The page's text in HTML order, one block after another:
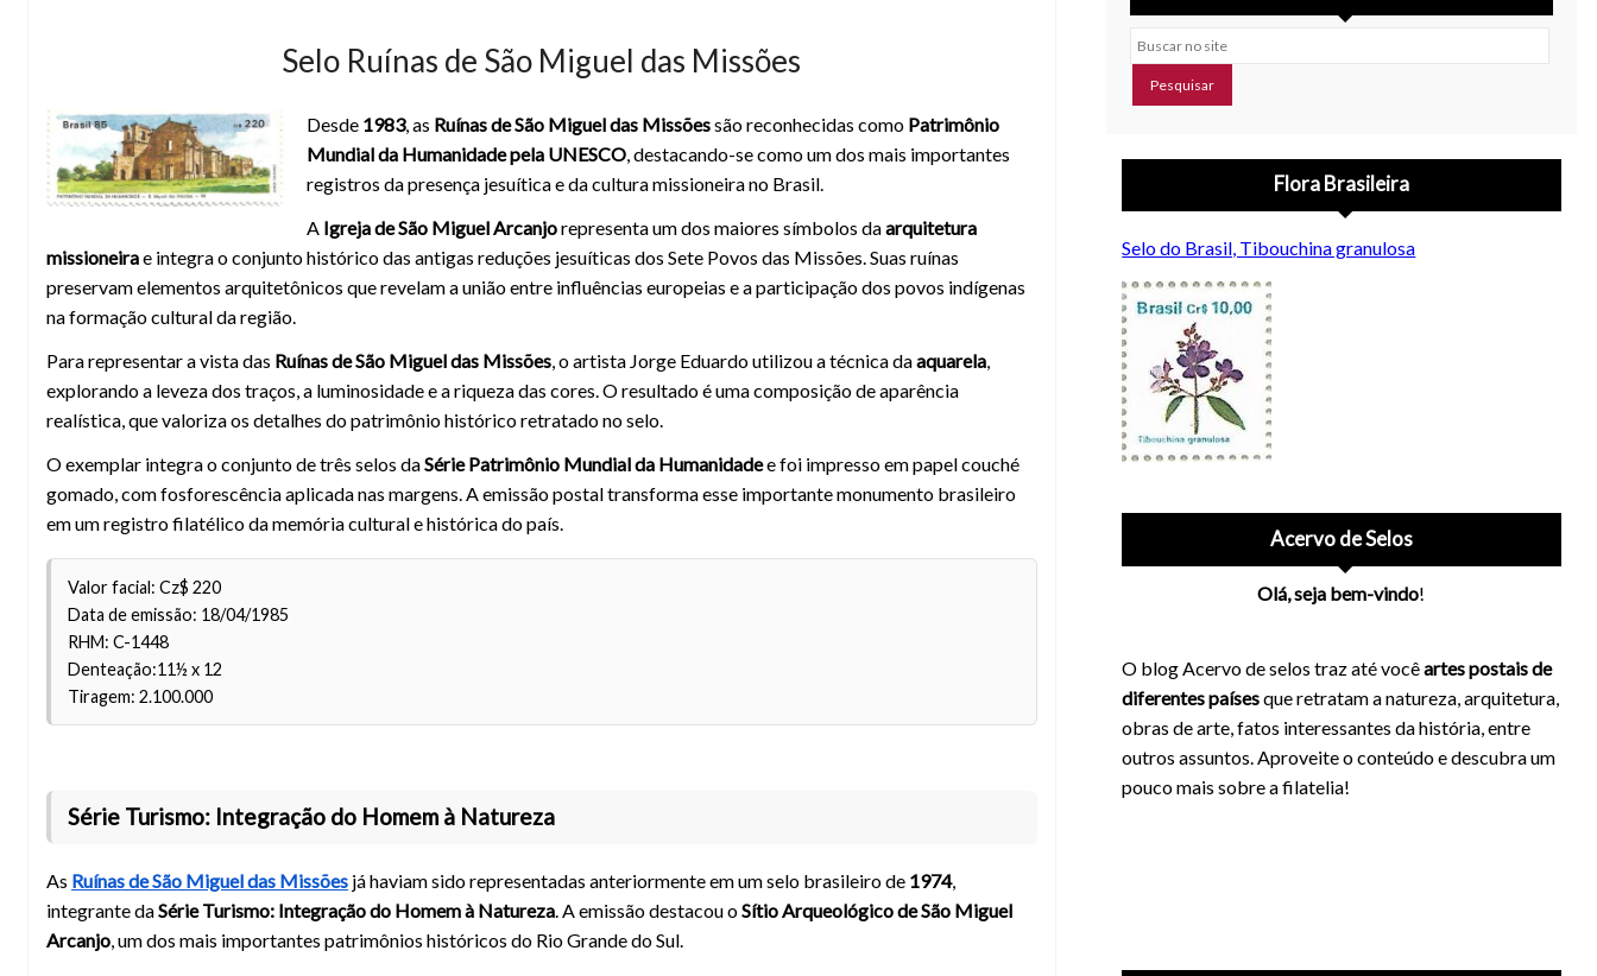
Selo Ruínas de São Miguel das Missões
Selo Ruínas de São Miguel das Missões do Brasil - Patrimônio Mundial da UNESCO na Filatelia
Desde 1983, as Ruínas de São Miguel das Missõessão reconhecidas como Patrimônio
Mundial da Humanidade pela UNESCO , destacando-se como um dos mais importantes
registros da presença jesuítica e da cultura missioneira no Brasil.
A Igreja de São Miguel Arcanjorepresenta um dos maiores símbolos daarquitetura
missioneirae integra o conjunto histórico das antigas reduções jesuíticas dos Sete Povos das Missões. Suas ruínas
preservam elementos arquitetônicos que revelam a união entre influências europeias e a participação dos povos indígenas
na formação cultural da região.
Para representar a vista das Ruínas de São Miguel das Missões , o artista Jorge Eduardo utilizou a técnica daaquarela
explorando a leveza dos traços, a luminosidade e a riqueza das cores. O resultado é uma composição de aparência
realística, que valoriza os detalhes do patrimônio histórico retratado no selo.
O exemplar integra o conjunto de três selos daSérie Patrimônio Mundial da Humanidadee foi impresso em papel couché
gomado, com fosforescência aplicada nas margens. A emissão postal transforma esse importante monumento brasileiro
em um registro filatélico da memória cultural e histórica do país.
Valor facial: Cz$ 220
Data de emissão: 18/04/1985
RHM: C-1448
Denteação:11½ x 12
Tiragem: 2.100.000
Série Turismo: Integração do Homem à Natureza
As Ruínas de São Miguel das Missões já haviam sido representadas anteriormente em um selo brasileiro de 1974,
integrante daSérie Turismo: Integração do Homem à Natureza. A emissão destacou oSítio Arqueológico de São Miguel
Arcanjo, um dos mais importantes patrimônios históricos do Rio Grande do Sul.
Buscar no site
Flora Brasileira
Selo do Brasil, Tibouchina granulosa
Acervo de Selos
Olá, seja bem-vindo!
O blog Acervo de selos traz até vocêartes postais de
diferentes paísesque retratam a natureza, arquitetura,
obras de arte, fatos interessantes da história, entre
outros assuntos. Aproveite o conteúdo e descubra um
pouco mais sobre a filatelia!